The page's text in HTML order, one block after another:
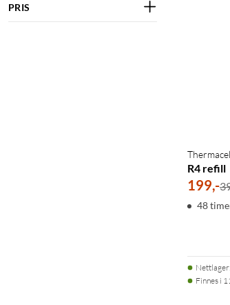
PRIS
R4 refill
199,-
48
Nettlager
Finnes i